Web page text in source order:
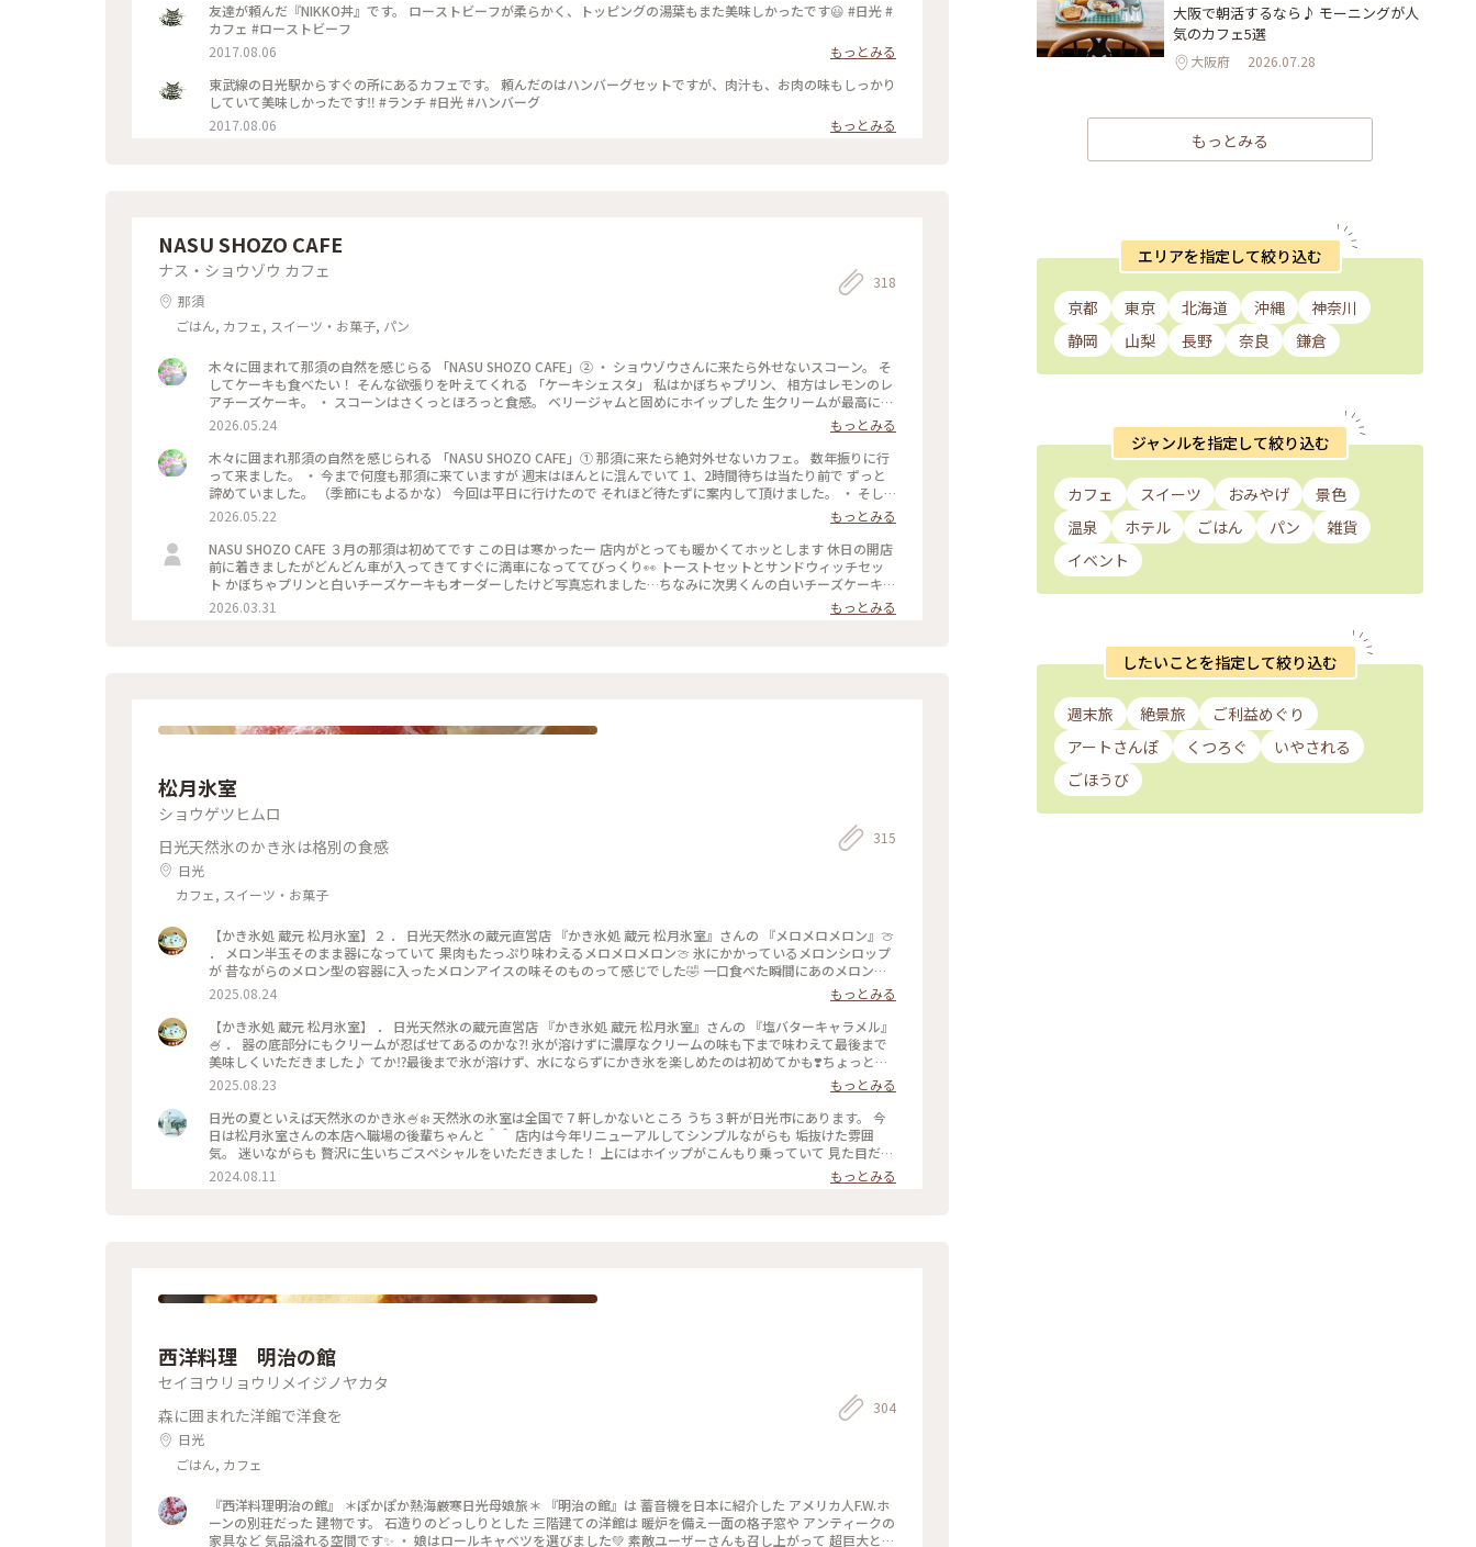
友達が頼んだ『NIKKO丼』です。 ローストビーフが柔らかく、トッピングの湯葉もまた美味しかったです😃 #日光 #
カフェ #ローストビーフ
2017.08.06
もっとみる
東武線の日光駅からすぐの所にあるカフェです。 頼んだのはハンバーグセットですが、肉汁も、お肉の味もしっかり
していて美味しかったです‼️ #ランチ #日光 #ハンバーグ
2017.08.06
もっとみる
NASU SHOZO CAFE
ナス・ショウゾウ カフェ
那須
ごはん, カフェ, スイーツ・お菓子, パン
318
木々に囲まれて那須の自然を感じらる 「NASU SHOZO CAFE」② ・ ショウゾウさんに来たら外せないスコーン。 そ
してケーキも食べたい！ そんな欲張りを叶えてくれる 「ケーキシェスタ」 私はかぼちゃプリン、 相方はレモンのレ
アチーズケーキ。 ・ スコーンはさくっとほろっと食感。 ベリージャムと固めにホイップした 生クリームが最高に合
い かぼちゃプリンも濃厚で美味しかった。 ・ そして SHOZOさんの空気感や 那須高原の自然を感じながら 日常から
離れゆるりと過ごせる 唯一無二のカフェ とっても素敵なカフェでした。 #ちいさな列車旅 #那須高原 #那須カフェ #
ナスショウゾウカフェ #木漏れ日のカフェ
2026.05.24
もっとみる
木々に囲まれ那須の自然を感じられる 「NASU SHOZO CAFE」① 那須に来たら絶対外せないカフェ。 数年振りに行
って来ました。 ・ 今まで何度も那須に来ていますが 週末はほんとに混んでいて 1、2時間待ちは当たり前で ずっと
諦めていました。 （季節にもよるかな） 今回は平日に行けたので それほど待たずに案内して頂けました。 ・ そし
て、気になっていた ワイングラスに注がれた ホットのウインナーコーヒーを 那須の自然を感じられる テラス席で鳥
の囀りをBGMに ゆるりと美味しい時間を。 ・ 店内も魅力的で素敵。 ・ #ナスショウゾウカフェ#nasushozocafe #
那須高原#那須カフェ#ちいさな列車旅
2026.05.22
もっとみる
NASU SHOZO CAFE ３月の那須は初めてです この日は寒かったー 店内がとっても暖かくてホッとします 休日の開店
前に着きましたがどんどん車が入ってきてすぐに満車になっててびっくり👀 トーストセットとサンドウィッチセッ
ト かぼちゃプリンと白いチーズケーキもオーダーしたけど写真忘れました…ちなみに次男くんの白いチーズケーキは
『バカうま』とのこと テイクアウトもウェイティングも人が絶えず混んでるけれど素敵なお店なのでおすすめで
す！
2026.03.31 もっとみる
松月氷室
ショウゲツヒムロ
日光天然氷のかき氷は格別の食感
日光
カフェ, スイーツ・お菓子
315
【かき氷処 蔵元 松月氷室】２ ． 日光天然氷の蔵元直営店 『かき氷処 蔵元 松月氷室』さんの 『メロメロメロン』🍈
． メロン半玉そのまま器になっていて 果肉もたっぷり味わえるメロメロメロン🍈 氷にかかっているメロンシロップ
が 昔ながらのメロン型の容器に入ったメロンアイスの味そのものって感じでした🤣 一口食べた瞬間にあのメロンア
イスが浮かぶ 不思議な感覚🍈 ． 松月氷室さんオリジナルメロンシロップ（果汁10%）だそうです🍈 ． #栃木 #日光
#日光名物 #天然氷 #松月氷室#かき氷#メロメロメロン #ゴーラー隊#カキ氷 #ゆるり夏時間 #日光行脚 ． 2025年7月
上旬
2025.08.24
もっとみる
【かき氷処 蔵元 松月氷室】 ． 日光天然氷の蔵元直営店 『かき氷処 蔵元 松月氷室』さんの 『塩バターキャラメル』
🍧 ． 器の底部分にもクリームが忍ばせてあるのかな⁈ 氷が溶けずに濃厚なクリームの味も下まで味わえて最後まで
美味しくいただきました♪ てか⁉︎最後まで氷が溶けず、水にならずにかき氷を楽しめたのは初めてかも❣️ちょっと感
動🥹 ． かき氷って 最後の方は氷水になって飲む感じになりません⁇⁇←私だけ⁇⁇ それが無かったの🫢 最後の最後までス
プーンで氷がすくえました🥄 ． ． #栃木 #日光 #日光名物 #天然氷 #松月氷室#かき氷#塩バターキャラメル #ゴーラ
ー隊#カキ氷 #ゆるり夏時間 #日光行脚 ． 2025年7月上旬
2025.08.23
もっとみる
日光の夏といえば天然氷のかき氷🍧❄️ 天然氷の氷室は全国で７軒しかないところ うち３軒が日光市にあります。 今
日は松月氷室さんの本店へ職場の後輩ちゃんと＾＾ 店内は今年リニューアルしてシンプルながらも 垢抜けた雰囲
気。 迷いながらも 贅沢に生いちごスペシャルをいただきました！ 上にはホイップがこんもり乗っていて 見た目だけ
でも涼やかです✨✨ 整理券をもらってお昼を食べに外出へ。 「バナナマンのせっかくグルメ」で取り上げられた 地
元のみなさんおすすめのオムライスを食べました🥚 なんと中サイズでサラダとスープがついて1000円！ 那須の御用
2024.08.11 もっとみる
西洋料理 明治の館
セイヨウリョウリメイジノヤカタ
森に囲まれた洋館で洋食を
日光
ごはん, カフェ
304
『西洋料理明治の館』 ＊ぽかぽか熱海厳寒日光母娘旅＊ 『明治の館』は 蓄音機を日本に紹介した アメリカ人F.W.ホ
ーンの別荘だった 建物です。 石造りのどっしりとした 三階建ての洋館は 暖炉を備え一面の格子窓や アンティークの
家具など 気品溢れる空間です✨ ・ 娘はロールキャベツを選びました💚 素敵ユーザーさんも召し上がって 超巨大との
大阪で朝活するなら♪ モーニングが人
気のカフェ5選
大阪府 2026.07.28
もっとみる
エリアを指定して絞り込む
京都 東京 北海道 沖縄
神奈川
静岡
山梨 長野 奈良 鎌倉
ジャンルを指定して絞り込む
カフェ スイーツ おみやげ
景色
温泉
ホテル ごはん パン
雑貨
イベント
したいことを指定して絞り込む
週末旅 絶景旅
ご利益めぐり
アートさんぽ
くつろぐ
いやされる
ごほうび